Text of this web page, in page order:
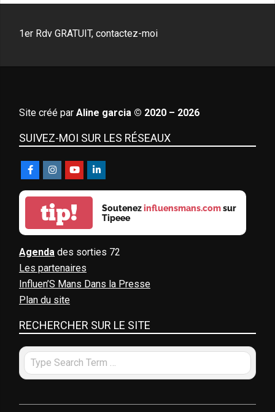
1er Rdv GRATUIT, contactez-moi
Site créé par Aline garcia © 2020 – 2026
SUIVEZ-MOI SUR LES RÉSEAUX
tip! Soutenezinfluensmans.comsur
Tipeee
Agenda des sorties 72
Les partenaires
Influen’S Mans Dans la Presse
Plan du site
RECHERCHER SUR LE SITE
Search